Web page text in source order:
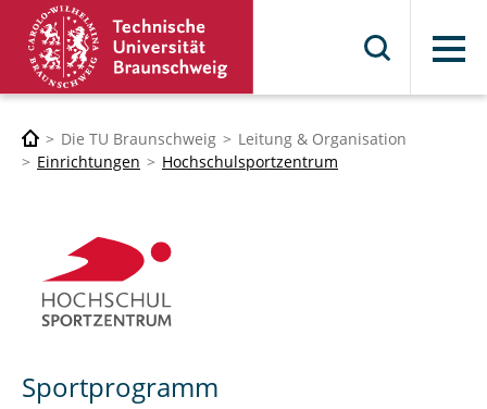
Menü
Die TU Braunschweig
Leitung & Organisation
Einrichtungen
Hochschulsportzentrum
Sportprogramm